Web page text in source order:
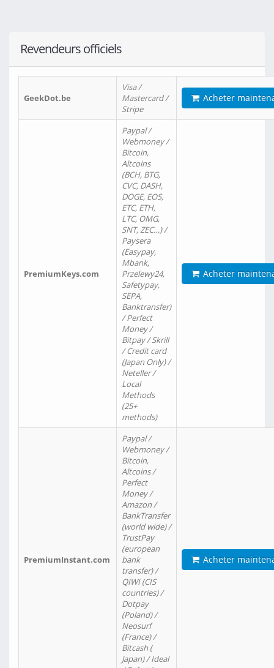
Revendeurs officiels
GeekDot.be
Visa /
Mastercard /
Stripe
Acheter
PremiumKeys.com
Paypal /
Webmoney /
Bitcoin,
Altcoins
(BCH, BTG,
CVC, DASH,
DOGE, EOS,
ETC, ETH,
LTC, OMG,
SNT, ZEC…) /
Paysera
(Easypay,
Mbank,
Przelewy24,
Safetypay,
SEPA,
Banktransfer)
/ Perfect
Money /
Bitpay / Skrill
/ Credit card
(Japan Only) /
Neteller /
Local
Methods
(25+
methods)
Acheter
PremiumInstant.com
Paypal /
Webmoney /
Bitcoin,
Altcoins /
Perfect
Money /
Amazon /
BankTransfer
(world wide) /
TrustPay
(european
bank
transfer) /
QIWI (CIS
countries) /
Dotpay
(Poland) /
Neosurf
(France) /
Bitcash (
Japan) / Ideal
Acheter